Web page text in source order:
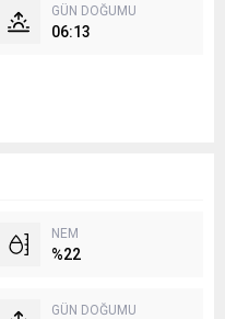
GÜN DOĞUMU
06:13
NEM
%22
GÜN DOĞUMU